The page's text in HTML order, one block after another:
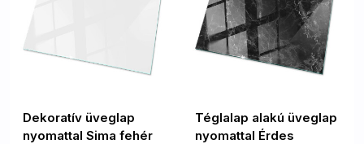
Dekoratív üveglap
nyomattal Sima fehér
Téglalap alakú üveglap
nyomattal Érdes